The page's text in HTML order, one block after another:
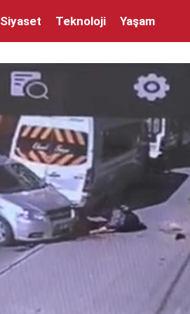
Siyaset Teknoloji Yaşam